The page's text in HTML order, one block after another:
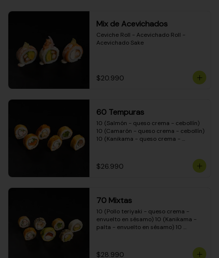
Mix de Acevichados
Ceviche Roll - Acevichado Roll -
Acevichado Sake
$20.990
60 Tempuras
10 (Salmón - queso crema - cebollín)
10 (Camarón - queso crema - cebollín)
10 (Kanikama - queso crema -
crema - cebollín) 10 (Carne - queso
crema - cebollín)
$26.990
70 Mixtas
10 (Pollo teriyaki - queso crema -
envuelto en sésamo) 10 (Kanikama -
palta - envuelto en sésamo) 10
- envuelto en queso crema) 10
$28.990